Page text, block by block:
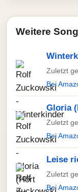
Weitere
Zuletzt
Bei
Gloria
Zuletzt
Bei
Leise
Zuletzt
Bei